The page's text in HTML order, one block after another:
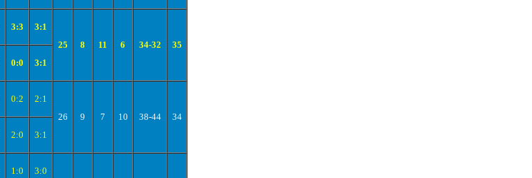
3:3
3:1
25
8 11 6 34-32
35
0:0 3:1
0:2
2:1
26
9 7 10 38-44
34
2:0 3:1
1:0 3:0